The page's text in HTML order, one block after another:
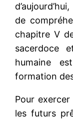
de
chapitre V
sacerdoce
humaine
formation
Pour
les futurs